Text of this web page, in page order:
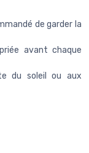
de garder la
avant chaque
du soleil ou aux